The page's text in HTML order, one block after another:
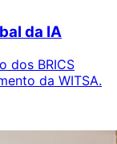
da IA
dos BRICS
da WITSA.